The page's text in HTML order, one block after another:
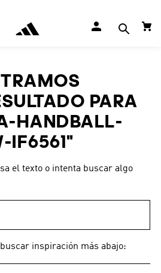
PARA
HANDBALL-
IF6561"
el texto o intenta buscar algo
inspiración más abajo: